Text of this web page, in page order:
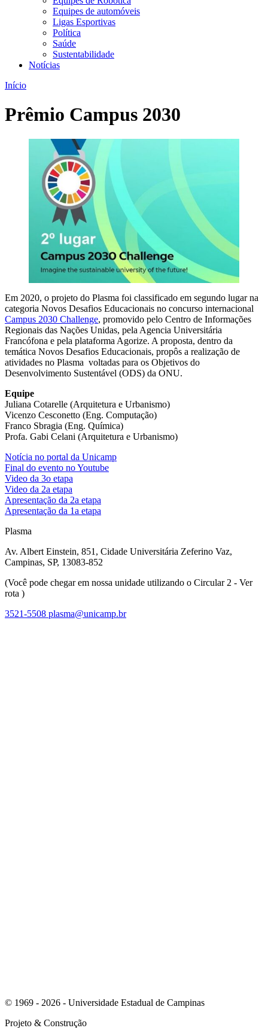
Equipes de automóveis
Ligas Esportivas
Política
Saúde
Sustentabilidade
Notícias
Início
Prêmio Campus 2030
Em 2020, o projeto do Plasma foi classificado em segundo lugar na
categoria Novos Desafios Educacionais no concurso internacional
Campus 2030 Challenge, promovido pelo Centro de Informações
Regionais das Nações Unidas, pela Agencia Universitária
Francófona e pela plataforma Agorize. A proposta, dentro da
temática Novos Desafios Educacionais, propôs a realização de
atividades no Plasma voltadas para os Objetivos do
Desenvolvimento Sustentável (ODS) da ONU.
Equipe
Juliana Cotarelle (Arquitetura e Urbanismo)
Vicenzo Cesconetto (Eng. Computação)
Franco Sbragia (Eng. Química)
Profa. Gabi Celani (Arquitetura e Urbanismo)
Notícia no portal da Unicamp
Final do evento no Youtube
Video da 3o etapa
Video da 2a etapa
Apresentação da 2a etapa
Apresentação da 1a etapa
Plasma
Av. Albert Einstein, 851, Cidade Universitária Zeferino Vaz,
Campinas, SP, 13083-852
(Você pode chegar em nossa unidade utilizando o Circular 2 - Ver
rota )
3521-5508 plasma@unicamp.br
© 1969 - 2026 - Universidade Estadual de Campinas
Projeto & Construção